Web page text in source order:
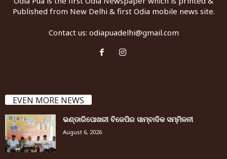
Published from New Delhi & first Odia mobile news site.
Contact us: odiapuadelhi@gmail.com
EVEN MORE NEWS
ଭଣ୍ଡାରିପୋଖରୀ ବିଜେପିର ସାମ୍ବାଦିକ ସମ୍ମିଳନୀ
August 6, 2026